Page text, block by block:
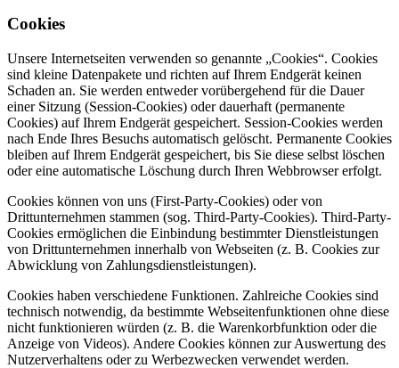
Cookies
Unsere Internetseiten verwenden so genannte „Cookies“. Cookies
sind kleine Datenpakete und richten auf Ihrem Endgerät keinen
Schaden an. Sie werden entweder vorübergehend für die Dauer
einer Sitzung (Session-Cookies) oder dauerhaft (permanente
Cookies) auf Ihrem Endgerät gespeichert. Session-Cookies werden
nach Ende Ihres Besuchs automatisch gelöscht. Permanente Cookies
bleiben auf Ihrem Endgerät gespeichert, bis Sie diese selbst löschen
oder eine automatische Löschung durch Ihren Webbrowser erfolgt.
Cookies können von uns (First-Party-Cookies) oder von
Drittunternehmen stammen (sog. Third-Party-Cookies). Third-Party-
Cookies ermöglichen die Einbindung bestimmter Dienstleistungen
von Drittunternehmen innerhalb von Webseiten (z. B. Cookies zur
Abwicklung von Zahlungsdienstleistungen).
Cookies haben verschiedene Funktionen. Zahlreiche Cookies sind
technisch notwendig, da bestimmte Webseitenfunktionen ohne diese
nicht funktionieren würden (z. B. die Warenkorbfunktion oder die
Anzeige von Videos). Andere Cookies können zur Auswertung des
Nutzerverhaltens oder zu Werbezwecken verwendet werden.